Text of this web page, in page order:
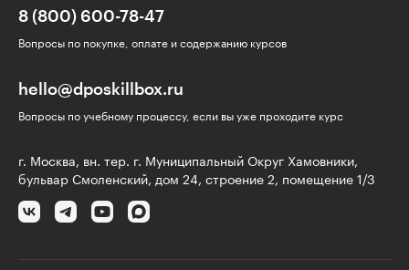
8 (800) 600-78-47
Вопросы по покупке, оплате и содержанию курсов
hello@dposkillbox.ru
Вопросы по учебному процессу, если вы уже проходите курс
г. Москва, вн. тер. г. Муниципальный Округ Хамовники,
бульвар Смоленский, дом 24, строение 2, помещение 1/3